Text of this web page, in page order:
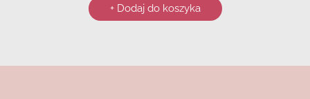
+ Dodaj do koszyka